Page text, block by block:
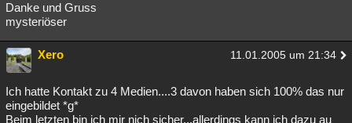
Danke und Gruss
mysteriöser
Xero 11.01.2005 um 21:34
Ich hatte Kontakt zu 4 Medien....3 davon haben sich 100% das nur
eingebildet *g*
Beim letzten bin ich mir nich sicher...allerdings kann ich dazu au